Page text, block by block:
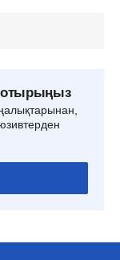
отырыңыз